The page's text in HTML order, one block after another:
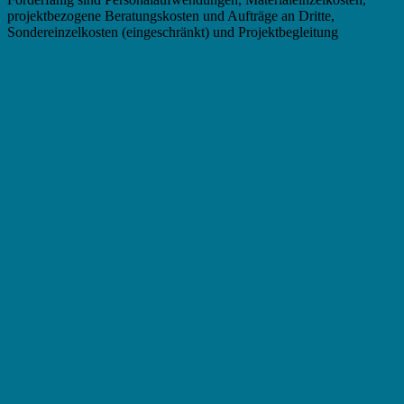
projektbezogene Beratungskosten und Aufträge an Dritte,
Sondereinzelkosten (eingeschränkt) und Projektbegleitung